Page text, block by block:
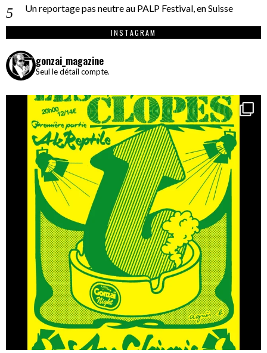
Un reportage pas neutre au PALP Festival, en Suisse
INSTAGRAM
gonzai_magazine
Seul le détail compte.